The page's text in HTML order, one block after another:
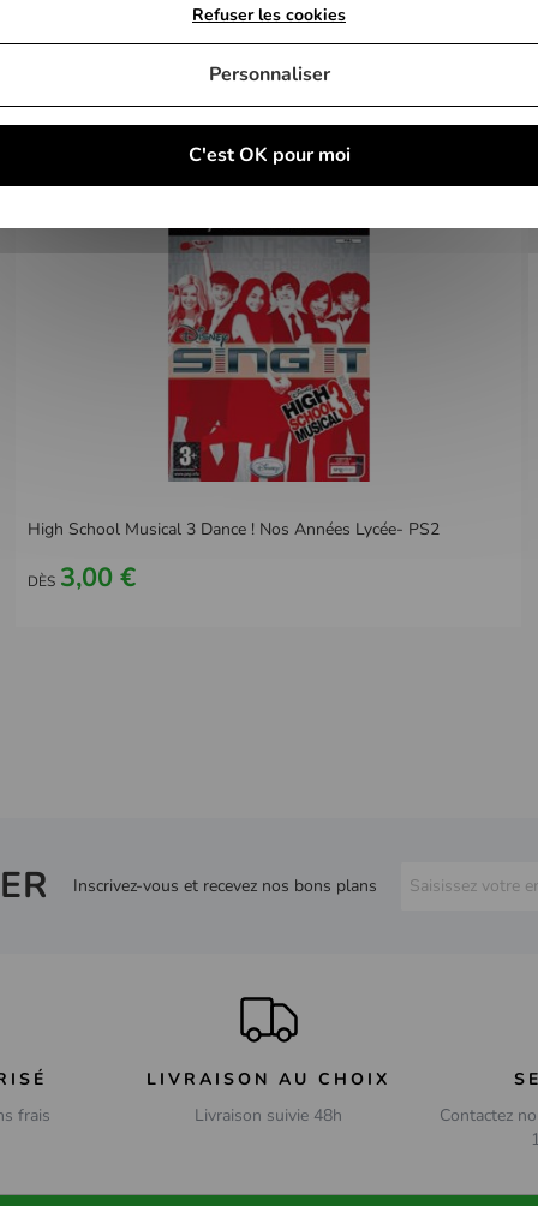
High School Musical 3 Dance ! Nos Années Lycée- PS2
DÈS 3,00 €
Inscrivez-vous et recevez nos bons plans
frais
LIVRAISON AU CHOIX
Livraison suivie 48h
Contactez
C'est OK pour moi
Refuser les cookies
Personnaliser